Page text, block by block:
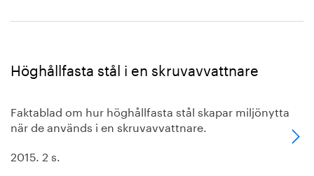
Höghållfasta stål i en skruvavvattnare
Faktablad om hur höghållfasta stål skapar miljönytta
när de används i en skruvavvattnare.
2015. 2 s.